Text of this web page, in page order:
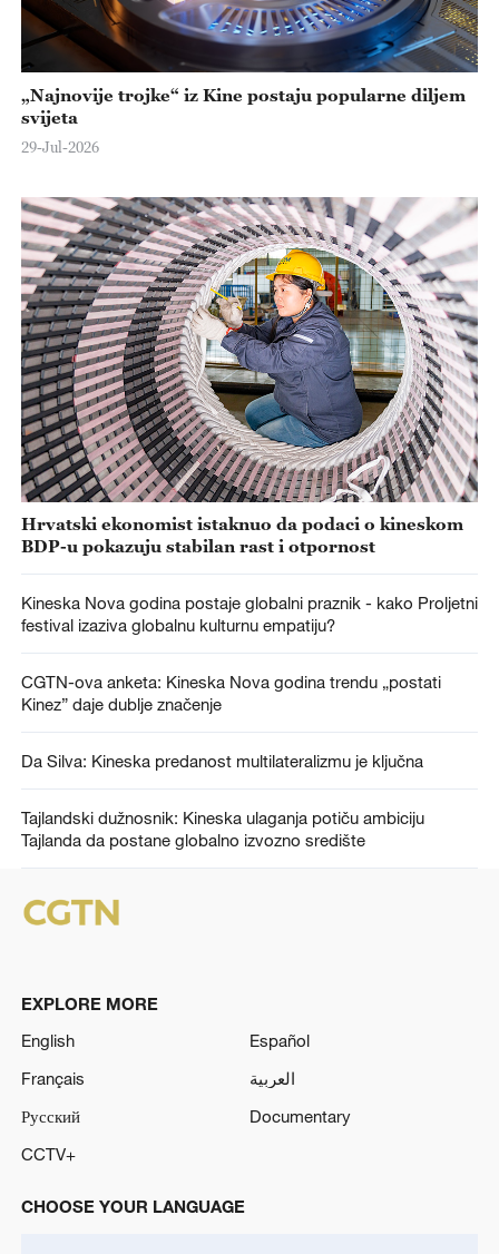
„Najnovije trojke“ iz Kine postaju popularne diljem
svijeta
29-Jul-2026
Hrvatski ekonomist istaknuo da podaci o kineskom
BDP-u pokazuju stabilan rast i otpornost
Kineska Nova godina postaje globalni praznik - kako Proljetni
festival izaziva globalnu kulturnu empatiju?
CGTN-ova anketa: Kineska Nova godina trendu „postati
Kinez” daje dublje značenje
Da Silva: Kineska predanost multilateralizmu je ključna
Tajlandski dužnosnik: Kineska ulaganja potiču ambiciju
Tajlanda da postane globalno izvozno središte
EXPLORE MORE
English
Español
Français
العربية
Русский
Documentary
CCTV+
CHOOSE YOUR LANGUAGE